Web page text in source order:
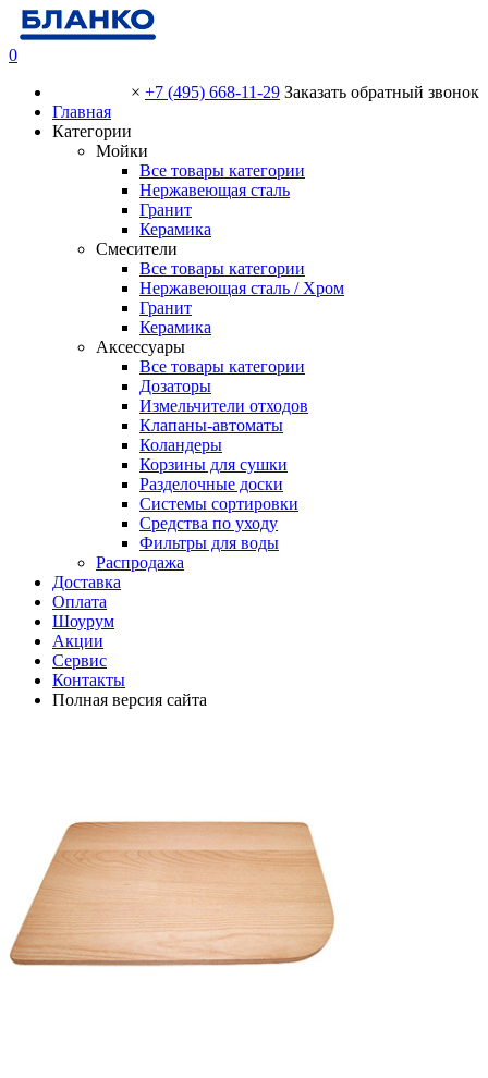
0
× +7 (495) 668-11-29 Заказать обратный звонок
Главная
Категории
Мойки
Все товары категории
Нержавеющая сталь
Гранит
Керамика
Смесители
Все товары категории
Нержавеющая сталь / Хром
Гранит
Керамика
Аксессуары
Все товары категории
Дозаторы
Измельчители отходов
Клапаны-автоматы
Коландеры
Корзины для сушки
Разделочные доски
Системы сортировки
Средства по уходу
Фильтры для воды
Распродажа
Доставка
Оплата
Шоурум
Акции
Сервис
Контакты
Полная версия сайта